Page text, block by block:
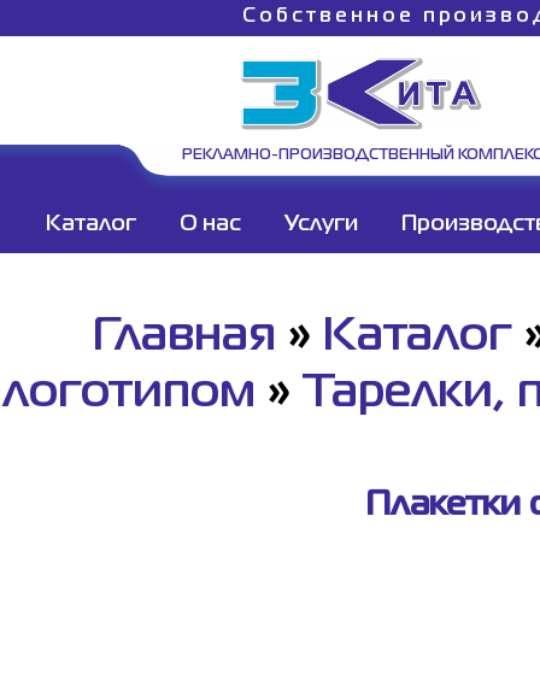
Собственное
РЕКЛАМНО-ПРОИЗВОДСТВЕННЫЙ
Каталог О нас Услуги
Главная » Каталог
логотипом » Тарелки,